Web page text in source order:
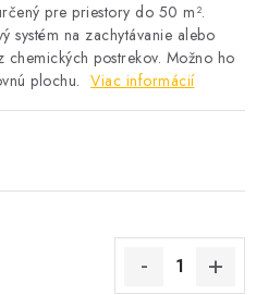
od zmluvy
ochrany osobných údajov
pre priestory do 50 m².
systém na zachytávanie alebo
postrekov. Možno ho
plochu. Viac informácií